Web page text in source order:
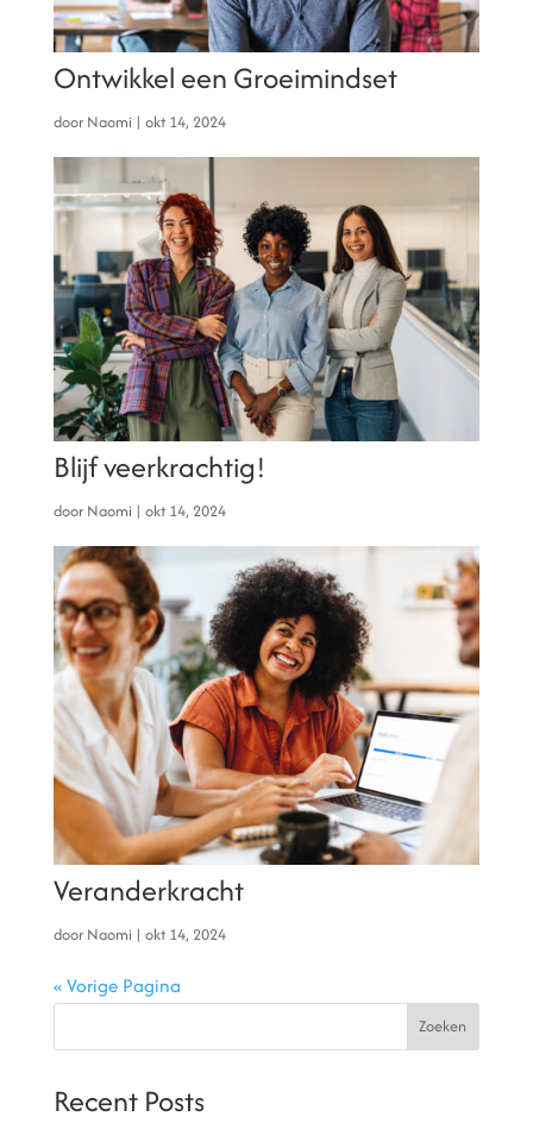
Ontwikkel een Groeimindset
door Naomi | okt 14, 2024
Blijf veerkrachtig!
door Naomi | okt 14, 2024
Veranderkracht
door Naomi | okt 14, 2024
« Vorige Pagina
Zoeken
Recent Posts